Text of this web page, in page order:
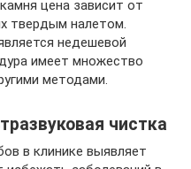
цена зависит от
твердым налетом.
недешевой
имеет множество
методами.
чистка
в клинике выявляет